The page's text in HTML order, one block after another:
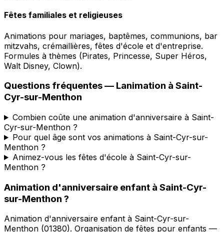
Fêtes familiales et religieuses
Animations pour mariages, baptêmes, communions, bar
mitzvahs, crémaillières, fêtes d'école et d'entreprise.
Formules à thèmes (Pirates, Princesse, Super Héros,
Walt Disney, Clown).
Questions fréquentes — Lanimation à Saint-
Cyr-sur-Menthon
Combien coûte une animation d'anniversaire à Saint-
Cyr-sur-Menthon ?
Pour quel âge sont vos animations à Saint-Cyr-sur-
Menthon ?
Animez-vous les fêtes d'école à Saint-Cyr-sur-
Menthon ?
Animation d'anniversaire enfant à Saint-Cyr-
sur-Menthon ?
Animation d'anniversaire enfant à Saint-Cyr-sur-
Menthon (01380). Organisation de fêtes pour enfants —